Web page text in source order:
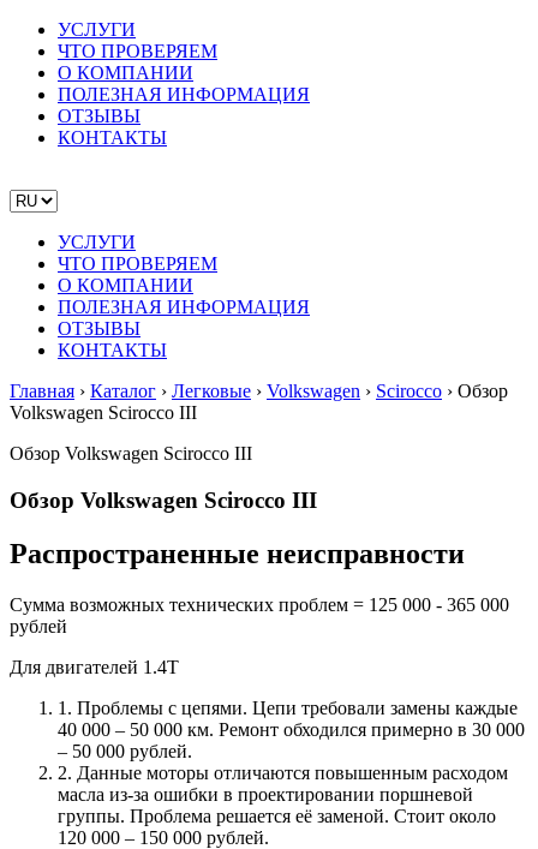
УСЛУГИ
ЧТО ПРОВЕРЯЕМ
О КОМПАНИИ
ПОЛЕЗНАЯ ИНФОРМАЦИЯ
ОТЗЫВЫ
КОНТАКТЫ
УСЛУГИ
ЧТО ПРОВЕРЯЕМ
О КОМПАНИИ
ПОЛЕЗНАЯ ИНФОРМАЦИЯ
ОТЗЫВЫ
КОНТАКТЫ
Главная › Каталог › Легковые › Volkswagen › Scirocco › Обзор
Volkswagen Scirocco III
Обзор Volkswagen Scirocco III
Обзор Volkswagen Scirocco III
Распространенные неисправности
Сумма возможных технических проблем = 125 000 - 365 000
рублей
Для двигателей 1.4Т
1. Проблемы с цепями. Цепи требовали замены каждые
40 000 – 50 000 км. Ремонт обходился примерно в 30 000
– 50 000 рублей.
2. Данные моторы отличаются повышенным расходом
масла из-за ошибки в проектировании поршневой
группы. Проблема решается её заменой. Стоит около
120 000 – 150 000 рублей.